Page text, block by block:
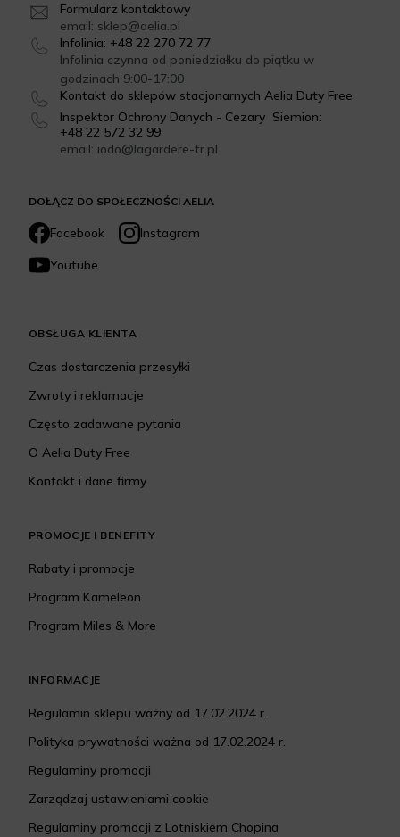
DOŁĄCZ DO SPOŁECZNOŚCI AELIA
Facebook
Instagram
Youtube
Formularz kontaktowy
email: sklep@aelia.pl
Infolinia: +48 22 270 72 77
Infolinia czynna od poniedziałku do piątku w
godzinach 9:00-17:00
Kontakt do sklepów stacjonarnych Aelia Duty Free
Inspektor Ochrony Danych - Cezary Siemion:
+48 22 572 32 99
email: iodo@lagardere-tr.pl
OBSŁUGA KLIENTA
Czas dostarczenia przesyłki
Zwroty i reklamacje
Często zadawane pytania
O Aelia Duty Free
Kontakt i dane firmy
PROMOCJE I BENEFITY
Rabaty i promocje
Program Kameleon
Program Miles & More
INFORMACJE
Regulamin sklepu ważny od 17.02.2024 r.
Polityka prywatności ważna od 17.02.2024 r.
Regulaminy promocji
Zarządzaj ustawieniami cookie
Regulaminy promocji z Lotniskiem Chopina